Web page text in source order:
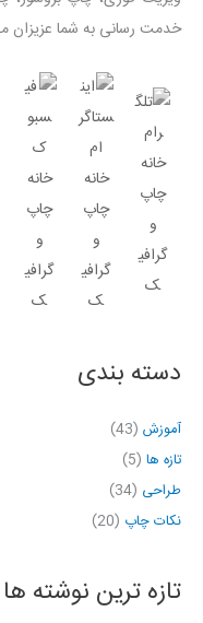
خدمت رسانی به شما عزیزان
دسته بندی
آموزش (43)
تازه ها (5)
طراحی (34)
نکات چاپ (20)
تازه ترین نوشته ها